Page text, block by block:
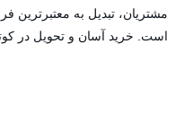
مشتریان، تبدیل به
است. خرید آسان و تحویل در